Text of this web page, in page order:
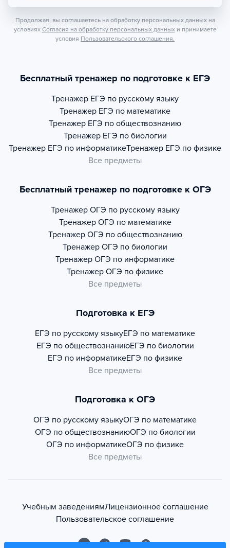
Продолжая, вы соглашаетесь на обработку персональных данных на
условиях Согласия на обработку персональных данных и принимаете
условия Пользовательского соглашения.
Бесплатный тренажер по подготовке к ЕГЭ
Тренажер ЕГЭ по русскому языку
Тренажер ЕГЭ по математике
Тренажер ЕГЭ по обществознанию
Тренажер ЕГЭ по биологии
Тренажер ЕГЭ по информатикеТренажер ЕГЭ по физике
Все предметы
Бесплатный тренажер по подготовке к ОГЭ
Тренажер ОГЭ по русскому языку
Тренажер ОГЭ по математике
Тренажер ОГЭ по обществознанию
Тренажер ОГЭ по биологии
Тренажер ОГЭ по информатике
Тренажер ОГЭ по физике
Все предметы
Подготовка к ЕГЭ
ЕГЭ по русскому языкуЕГЭ по математике
ЕГЭ по обществознаниюЕГЭ по биологии
ЕГЭ по информатикеЕГЭ по физике
Все предметы
Подготовка к ОГЭ
ОГЭ по русскому языкуОГЭ по математике
ОГЭ по обществознаниюОГЭ по биологии
ОГЭ по информатикеОГЭ по физике
Все предметы
Учебным заведениямЛицензионное соглашение
Пользовательское соглашение